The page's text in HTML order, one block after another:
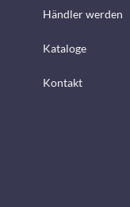
Händler werden
Kataloge
Kontakt